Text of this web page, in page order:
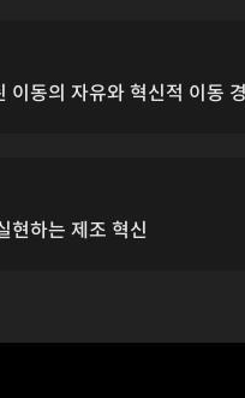
이동의 자유와 혁신적 이동
현하는 제조 혁신